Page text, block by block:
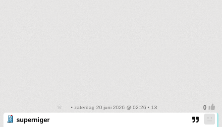
• zaterdag 20 juni 2026 @ 02:26 • 13
superniger